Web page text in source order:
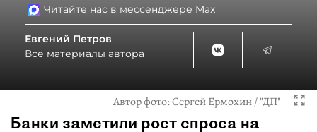
Читайте нас в мессенджере Max
Евгений Петров
Все материалы автора
Автор фото:Сергей Ермохин / "ДП"
Банки заметили рост спроса на